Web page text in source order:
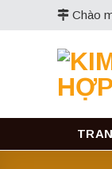
to
Chào